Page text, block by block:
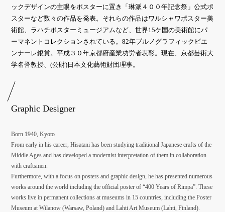
ックデザインの主眼をポスターに置き「琳派４００年記念祭」公式ポ
スターなど数々の作品を発表。それらの作品はワルシャワポスター美
術館、ラハチポスターミュージアムなど、世界15ケ国の美術館にパ
ーマネントコレクションされている。82年ブルノグラフィックビエ
ンナーレ銀賞。平成３０年京都府産業功労者表彰。現在、京都芸術大
学名誉教授、(公財)日本文化藝術財団理事。
Graphic Designer
Born 1940, Kyoto
From early in his career, Hisatani has been studying traditional Japanese crafts of the
Middle Ages and has developed a modernist interpretation of them in collaboration
with craftsmen.
Furthermore, with a focus on posters and graphic design, he has presented numerous
works around the world including the official poster of “400 Years of Rimpa”. These
works live in permanent collections at museums in 15 countries, including the Poster
Museum at Wilanow (Warsaw, Poland) and Lahti Art Museum (Lahti, Finland).